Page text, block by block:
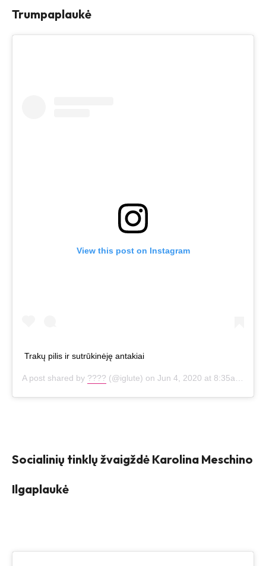
Trumpaplaukė
View this post on Instagram
Trakų pilis ir sutrūkinėję antakiai
A post shared by ???? (@iglute) on Jun 4, 2020 at 8:35am PDT
Socialinių tinklų žvaigždė Karolina Meschino
Ilgaplaukė